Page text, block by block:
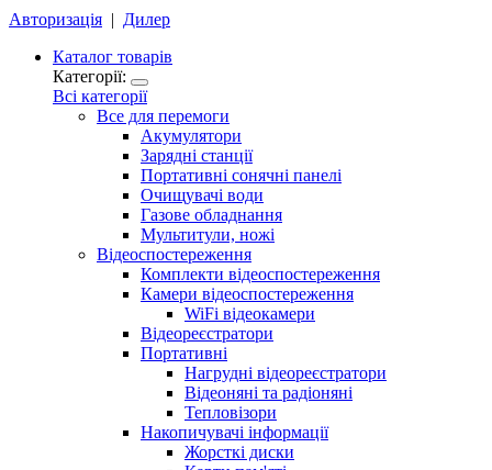
Авторизація | Дилер
Каталог товарів
Категорії:
Всі категорії
Все для перемоги
Акумулятори
Зарядні станції
Портативні сонячні панелі
Очищувачі води
Газове обладнання
Мультитули, ножі
Відеоспостереження
Комплекти відеоспостереження
Камери відеоспостереження
WiFi відеокамери
Відеореєстратори
Портативні
Нагрудні відеореєстратори
Відеоняні та радіоняні
Тепловізори
Накопичувачі інформації
Жорсткі диски